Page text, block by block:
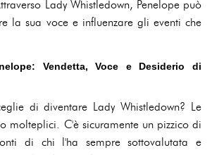
Lady Whistledown, Penelope può
la sua voce e influenzare gli eventi che
Vendetta, Voce e Desiderio di
di diventare Lady Whistledown? Le
molteplici. C'è sicuramente un pizzico di
di chi l'ha sempre sottovalutata e